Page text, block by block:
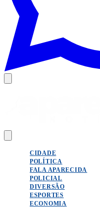
CIDADE
POLÍTICA
FALA APARECIDA
POLICIAL
DIVERSÃO
ESPORTES
ECONOMIA